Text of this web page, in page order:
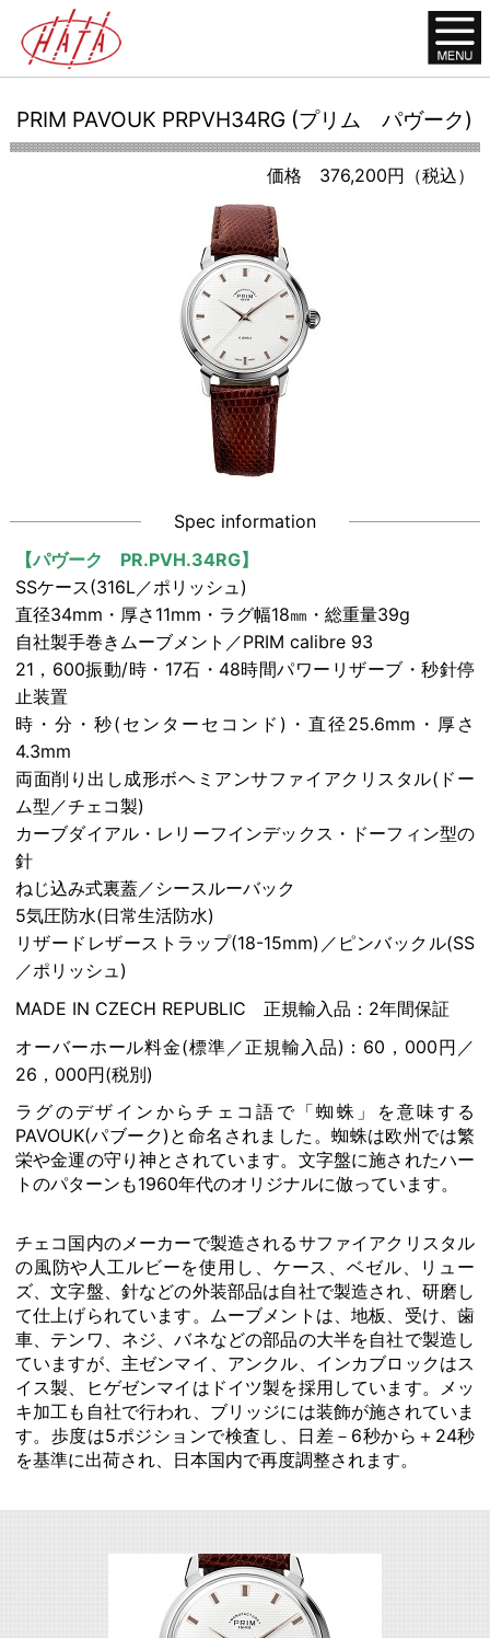
PRIM PAVOUK PRPVH34RG (プリム パヴーク)
価格 376,200円（税込）
Spec information
【パヴーク PR.PVH.34RG】
SSケース(316L／ポリッシュ)
直径34mm・厚さ11mm・ラグ幅18㎜・総重量39g
自社製手巻きムーブメント／PRIM calibre 93
21，600振動/時・17石・48時間パワーリザーブ・秒針停
止装置
時・分・秒(センターセコンド)・直径25.6mm・厚さ
4.3mm
両面削り出し成形ボヘミアンサファイアクリスタル(ドー
ム型／チェコ製)
カーブダイアル・レリーフインデックス・ドーフィン型の
針
ねじ込み式裏蓋／シースルーバック
5気圧防水(日常生活防水)
リザードレザーストラップ(18-15mm)／ピンバックル(SS
／ポリッシュ)
MADE IN CZECH REPUBLIC 正規輸入品：2年間保証
オーバーホール料金(標準／正規輸入品)：60，000円／
26，000円(税別)
ラグのデザインからチェコ語で「蜘蛛」を意味する
PAVOUK(パブーク)と命名されました。蜘蛛は欧州では繁
栄や金運の守り神とされています。文字盤に施されたハー
トのパターンも1960年代のオリジナルに倣っています。
チェコ国内のメーカーで製造されるサファイアクリスタル
の風防や人工ルビーを使用し、ケース、ベゼル、リュー
ズ、文字盤、針などの外装部品は自社で製造され、研磨し
て仕上げられています。ムーブメントは、地板、受け、歯
車、テンワ、ネジ、バネなどの部品の大半を自社で製造し
ていますが、主ゼンマイ、アンクル、インカブロックはス
イス製、ヒゲゼンマイはドイツ製を採用しています。メッ
キ加工も自社で行われ、ブリッジには装飾が施されていま
す。歩度は5ポジションで検査し、日差－6秒から＋24秒
を基準に出荷され、日本国内で再度調整されます。